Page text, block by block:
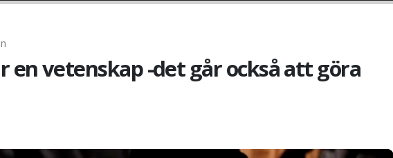
vetenskap -det går också att göra